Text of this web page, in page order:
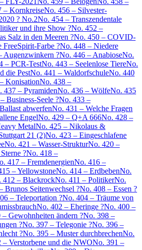
– KornkreiseNo. 456 – Silvester-
? No.2No. 454 – Transzendentale
und ihre Show ?No. 452 –
Salz in den Meeren ?No. 450 – COVID-
Farbe ?No. 448 – Niedere
Augenzwinkern ?No. 446 – AnabioseNo.
– PCR-TestNo. 443 – Seelenlose TiereNo.
die PestNo. 441 – WaldorfschuleNo. 440
KonisationNo. 438 –
437 – PyramidenNo. 436 – WölfeNo. 435
Business-Seele ?No. 433 –
abwerfenNo. 431 – Welche Fragen
EngelNo. 429 – Q+A 666No. 428 –
MetalNo. 425 – Nikolaus &
21 (2)No. 423 – Eingeschlafene
No. 421 – Wasser-StrukturNo. 420 –
?No. 418 –
417 – FremdenergienNo. 416 –
– YellowstoneNo. 414 – ErdbebenNo.
412 – BlackrockNo. 411 – PolitikerNo.
Brunos Seitenwechsel ?No. 408 – Essen ?
– Teleportation ?No. 404 – Träume von
No. 402 – Eheringe ?No. 400 –
Gewohnheiten ändern ?No. 398 –
?No. 397 – Telegonie ?No. 396 –
?No. 395 – Muster durchbrechenNo.
– Verstorbene und die NWONo. 391 –